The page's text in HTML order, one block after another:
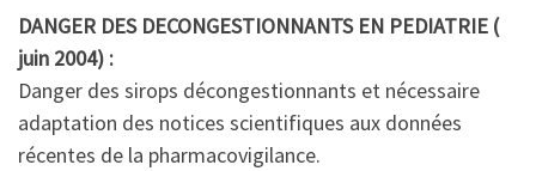
DANGER DES DECONGESTIONNANTS EN PEDIATRIE (
juin 2004) :
Danger des sirops décongestionnants et nécessaire
adaptation des notices scientifiques aux données
récentes de la pharmacovigilance.